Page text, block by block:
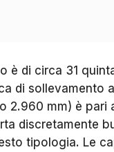
è di circa 31
di sollevamento
2.960 mm) è pari
discretamente
tipologia. Le